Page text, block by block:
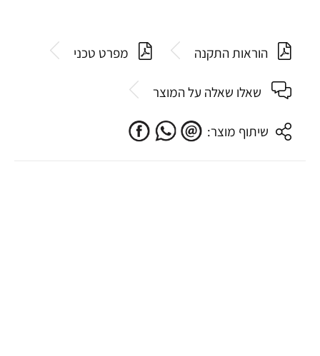
הוראות התקנה מפרט טכני
שאלו שאלה על המוצר
שיתוף מוצר: